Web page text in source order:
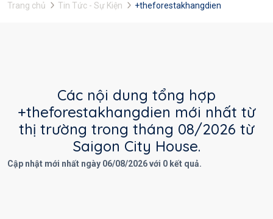
Trang chủ Tin Tức - Sự Kiện +theforestakhangdien
Các nội dung tổng hợp
+theforestakhangdien mới nhất từ
thị trường trong tháng 08/2026 từ
Saigon City House.
Cập nhật mới nhất ngày 06/08/2026 với 0 kết quả.